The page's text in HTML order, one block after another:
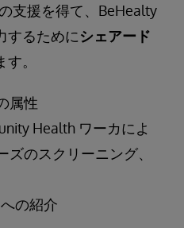
支援を得て、BeHealty
するためにシェアード
。
属性
Health ワーカによ
のスクリーニング、
の紹介